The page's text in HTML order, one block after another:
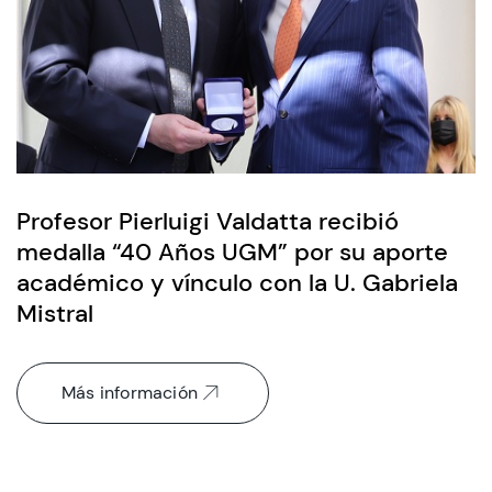
Profesor Pierluigi Valdatta recibió
medalla “40 Años UGM” por su aporte
académico y vínculo con la U. Gabriela
Mistral
Más información